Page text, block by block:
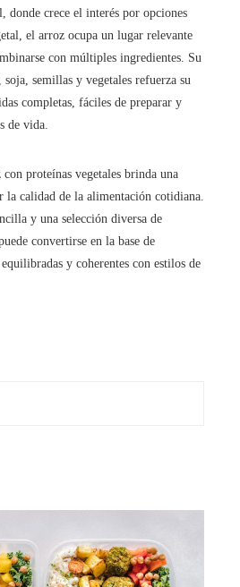
donde crece el interés por opciones
el arroz ocupa un lugar relevante
con múltiples ingredientes. Su
semillas y vegetales refuerza su
completas, fáciles de preparar y
de vida.
proteínas vegetales brinda una
la calidad de la alimentación cotidiana.
y una selección diversa de
convertirse en la base de
y coherentes con estilos de